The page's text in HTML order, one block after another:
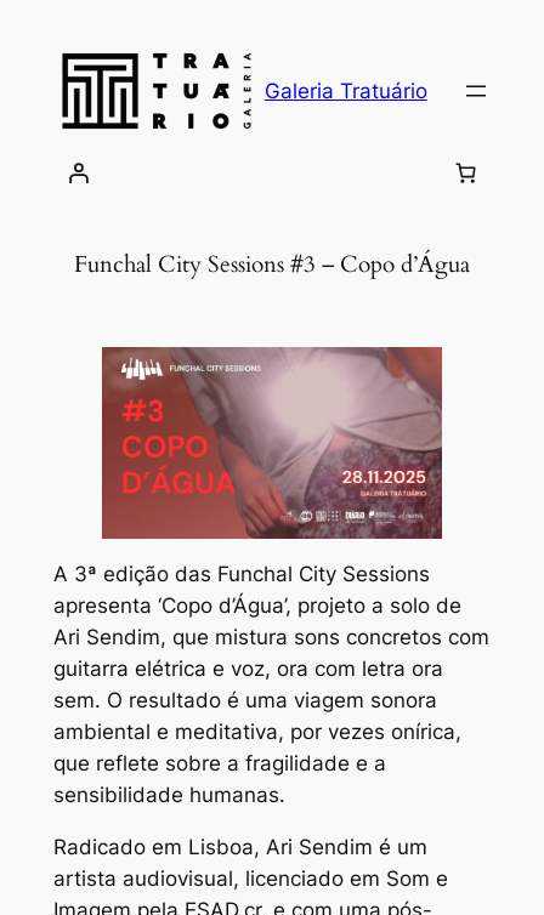
content
Galeria Tratuário
Funchal City Sessions #3 – Copo d’Água
A 3ª edição das Funchal City Sessions
apresenta ‘Copo d’Água’, projeto a solo de
Ari Sendim, que mistura sons concretos com
guitarra elétrica e voz, ora com letra ora
sem. O resultado é uma viagem sonora
ambiental e meditativa, por vezes onírica,
que reflete sobre a fragilidade e a
sensibilidade humanas.
Radicado em Lisboa, Ari Sendim é um
artista audiovisual, licenciado em Som e